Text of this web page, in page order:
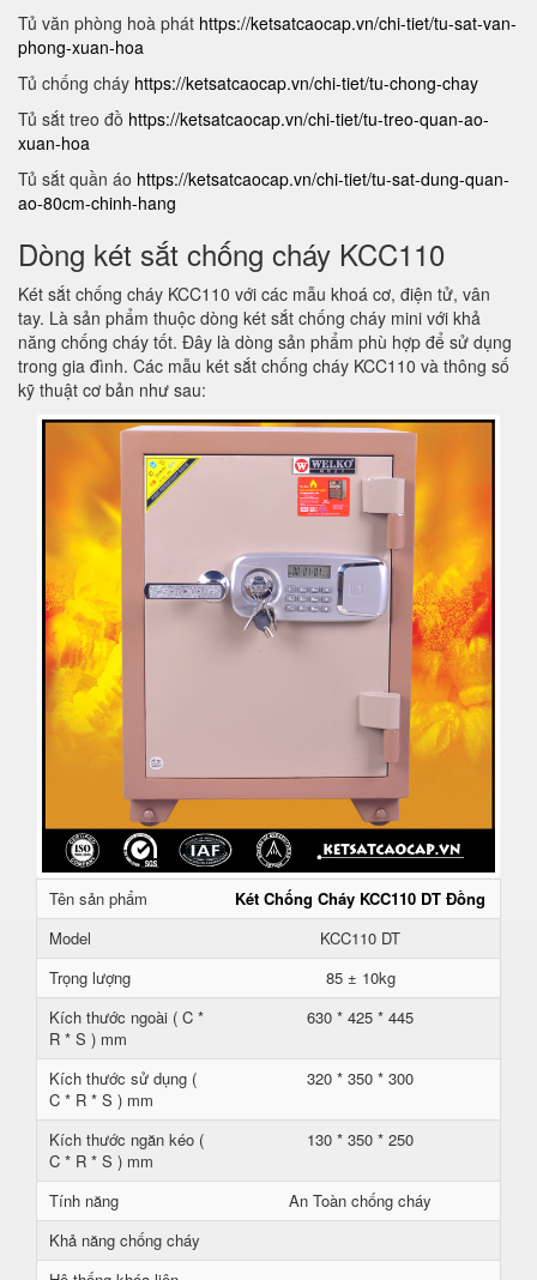
Tủ văn phòng hoà phát https://ketsatcaocap.vn/chi-tiet/tu-sat-van-
phong-xuan-hoa
Tủ chống cháy https://ketsatcaocap.vn/chi-tiet/tu-chong-chay
Tủ sắt treo đồ https://ketsatcaocap.vn/chi-tiet/tu-treo-quan-ao-
xuan-hoa
Tủ sắt quần áo https://ketsatcaocap.vn/chi-tiet/tu-sat-dung-quan-
ao-80cm-chinh-hang
Dòng két sắt chống cháy KCC110
Két sắt chống cháy KCC110 với các mẫu khoá cơ, điện tử, vân
tay. Là sản phẩm thuộc dòng két sắt chống cháy mini với khả
năng chống cháy tốt. Đây là dòng sản phẩm phù hợp để sử dụng
trong gia đình. Các mẫu két sắt chống cháy KCC110 và thông số
kỹ thuật cơ bản như sau:
Tên sản phẩm
Két Chống Cháy KCC110 DT Đồng
Model
KCC110 DT
Trọng lượng
85 ± 10kg
Kích thước ngoài ( C *
R * S ) mm
630 * 425 * 445
Kích thước sử dụng (
C * R * S ) mm
320 * 350 * 300
Kích thước ngăn kéo (
C * R * S ) mm
130 * 350 * 250
Tính năng
An Toàn chống cháy
Khả năng chống cháy